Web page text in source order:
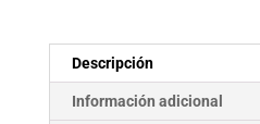
Descripción
Información adicional